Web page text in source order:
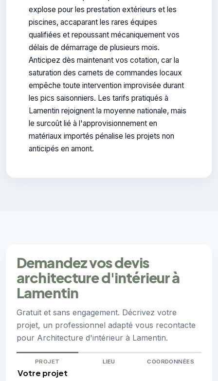
explose pour les prestation extérieurs et les
piscines, accaparant les rares équipes
qualifiées et repoussant mécaniquement vos
délais de démarrage de plusieurs mois.
Anticipez dès maintenant vos cotation, car la
saturation des carnets de commandes locaux
empêche toute intervention improvisée durant
les pics saisonniers. Les tarifs pratiqués à
Lamentin rejoignent la moyenne nationale, mais
le surcoût lié à l'approvisionnement en
matériaux importés pénalise les projets non
anticipés en amont.
Demandez vos devis
architecture d'intérieur à
Lamentin
Gratuit et sans engagement. Décrivez votre
projet, un professionnel adapté vous recontacte
pour Architecture d'intérieur à Lamentin.
PROJET LIEU COORDONNÉES
Votre projet